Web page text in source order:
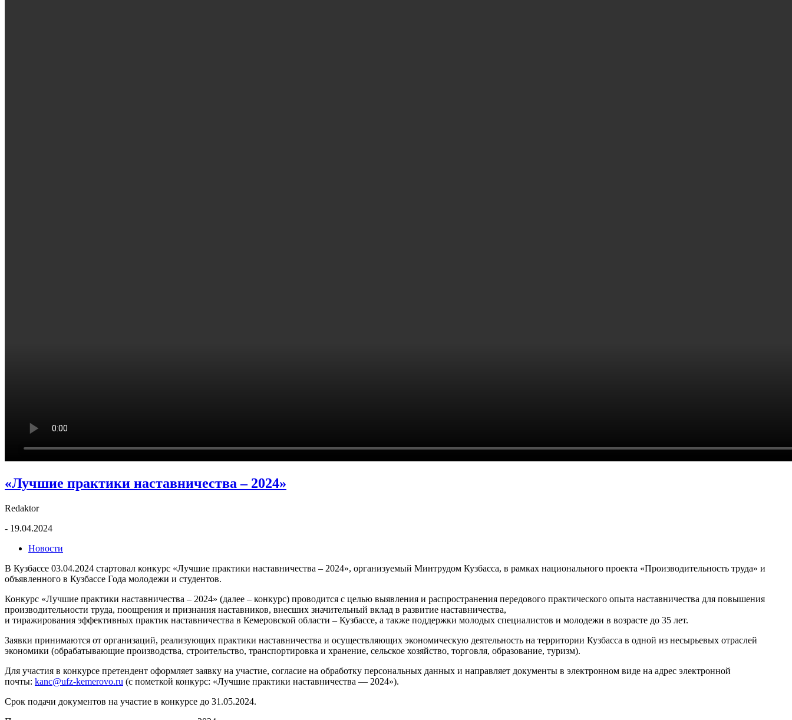
«Лучшие практики наставничества – 2024»
Redaktor
- 19.04.2024
Новости
В Кузбассе 03.04.2024 стартовал конкурс «Лучшие практики наставничества – 2024», организуемый Минтрудом Кузбасса, в рамках национального проекта «Производительность труда» и
объявленного в Кузбассе Года молодежи и студентов.
Конкурс «Лучшие практики наставничества – 2024» (далее – конкурс) проводится с целью выявления и распространения передового практического опыта наставничества для повышения
производительности труда, поощрения и признания наставников, внесших значительный вклад в развитие наставничества,
и тиражирования эффективных практик наставничества в Кемеровской области – Кузбассе, а также поддержки молодых специалистов и молодежи в возрасте до 35 лет.
Заявки принимаются от организаций, реализующих практики наставничества и осуществляющих экономическую деятельность на территории Кузбасса в одной из несырьевых отраслей
экономики (обрабатывающие производства, строительство, транспортировка и хранение, сельское хозяйство, торговля, образование, туризм).
Для участия в конкурсе претендент оформляет заявку на участие, согласие на обработку персональных данных и направляет документы в электронном виде на адрес электронной
почты: kanc@ufz-kemerovo.ru (с пометкой конкурс: «Лучшие практики наставничества — 2024»).
Срок подачи документов на участие в конкурсе до 31.05.2024.